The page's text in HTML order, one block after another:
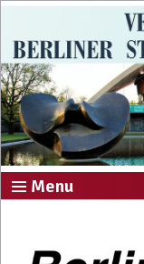
Menu